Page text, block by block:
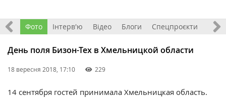
Фото Інтерв'ю Відео Блоги Спецпроєкти
День поля Бизон-Тех в Хмельницкой области
18 вересня 2018, 17:10 229
14 сентября гостей принимала Хмельницкая область.